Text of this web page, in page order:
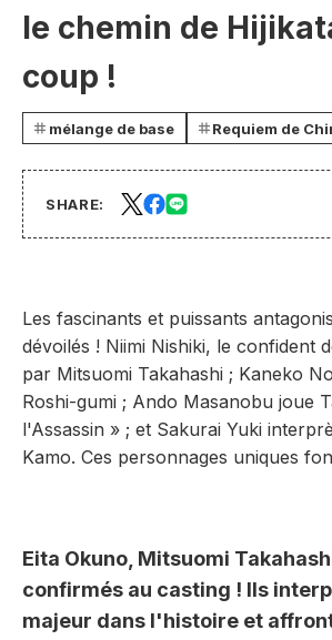
le chemin de
coup !
mélange de base Requiem de
SHARE:
Les fascinants et puissants
dévoilés ! Niimi Nishiki, le confident
par Mitsuomi Takahashi ; Kaneko
Roshi-gumi ; Ando Masanobu joue
l'Assassin » ; et Sakurai Yuki
Kamo. Ces personnages uniques
Eita Okuno, Mitsuomi
confirmés au casting ! Ils
majeur dans l'histoire et